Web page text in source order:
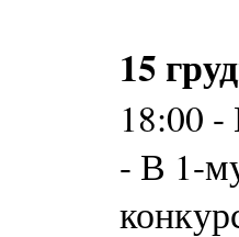
15
18:00 -
- В 1-